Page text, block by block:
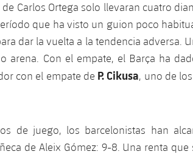
Carlos Ortega solo llevaran cuatro
que ha visto un guion poco
dar la vuelta a la tendencia adversa.
arena. Con el empate, el Barça ha
con el empate de P. Cikusa, uno de
de juego, los barcelonistas han
de Aleix Gómez: 9-8. Una renta que